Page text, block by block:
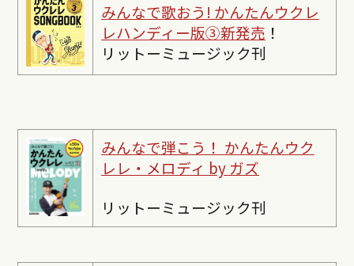
みんなで歌おう! かんたんウクレ
レハンディー版③新発売 ！
リットーミュージック刊
みんなで弾こう！ かんたんウク
レレ・メロディ by ガズ
リットーミュージック刊